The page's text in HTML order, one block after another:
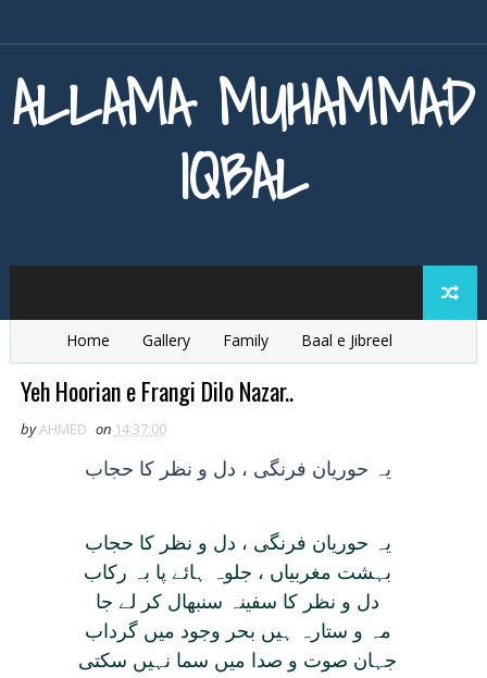
ALLAMA MUHAMMAD
IQBAL
Home Gallery Family
Baal e Jibreel
Zarb e Kaleem
Armaghan e Hijaz
Yeh Hoorian e Frangi Dilo Nazar..
byAHMED on 14:37:00
يہ حوريان فرنگی ، دل و نظر کا حجاب
يہ حوريان فرنگی ، دل و نظر کا حجاب
بہشت مغربياں ، جلوہ ہائے پا بہ رکاب
دل و نظر کا سفينہ سنبھال کر لے جا
مہ و ستارہ ہيں بحر وجود ميں گرداب
جہان صوت و صدا ميں سما نہيں سکتی